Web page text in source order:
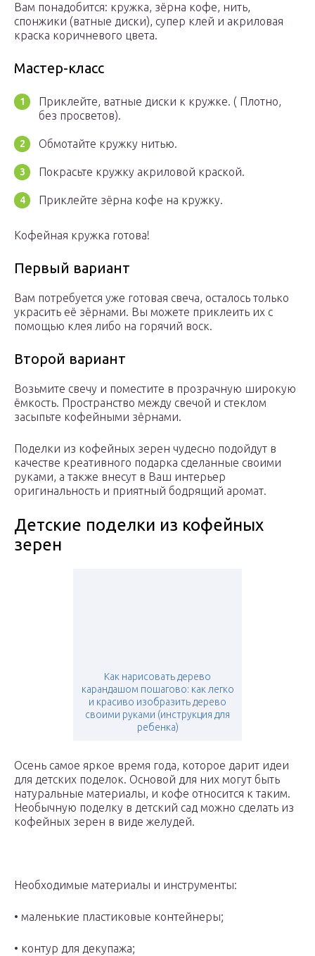
Вам понадобится: кружка, зёрна кофе, нить,
спонжики (ватные диски), супер клей и акриловая
краска коричневого цвета.
Мастер-класс
Приклейте, ватные диски к кружке. ( Плотно,
без просветов).
Обмотайте кружку нитью.
Покрасьте кружку акриловой краской.
Приклейте зёрна кофе на кружку.
Кофейная кружка готова!
Первый вариант
Вам потребуется уже готовая свеча, осталось только
украсить её зёрнами. Вы можете приклеить их с
помощью клея либо на горячий воск.
Второй вариант
Возьмите свечу и поместите в прозрачную широкую
ёмкость. Пространство между свечой и стеклом
засыпьте кофейными зёрнами.
Поделки из кофейных зерен чудесно подойдут в
качестве креативного подарка сделанные своими
руками, а также внесут в Ваш интерьер
оригинальность и приятный бодрящий аромат.
Детские поделки из кофейных
зерен
Как нарисовать дерево
карандашом пошагово: как легко
и красиво изобразить дерево
своими руками (инструкция для
ребенка)
Осень самое яркое время года, которое дарит идеи
для детских поделок. Основой для них могут быть
натуральные материалы, и кофе относится к таким.
Необычную поделку в детский сад можно сделать из
кофейных зерен в виде желудей.
Необходимые материалы и инструменты:
• маленькие пластиковые контейнеры;
• контур для декупажа;